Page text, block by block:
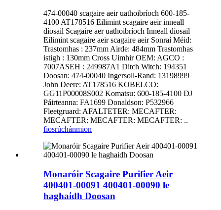
474-00040 scagaire aeir uathoibríoch 600-185-
4100 AT178516 Eilimint scagaire aeir inneall
díosail Scagaire aer uathoibríoch Inneall díosail
Eilimint scagaire aeir scagaire aeir Sonraí Méid:
Trastomhas : 237mm Airde: 484mm Trastomhas
istigh : 130mm Cross Uimhir OEM: AGCO :
7007ASEH : 249987A1 Ditch Witch: 194351
Doosan: 474-00040 Ingersoll-Rand: 13198999
John Deere: AT178516 KOBELCO:
GG11P00008S002 Komatsu: 600-185-4100 DJ
Páirteanna: FA1699 Donaldson: P532966
Fleetgruard: AFALTETER: MECAFTER:
MECAFTER: MECAFTER: MECAFTER: ..
fiosrúchánmion
Monaróir Scagaire Purifier Aeir
400401-00091 400401-00090 le
haghaidh Doosan